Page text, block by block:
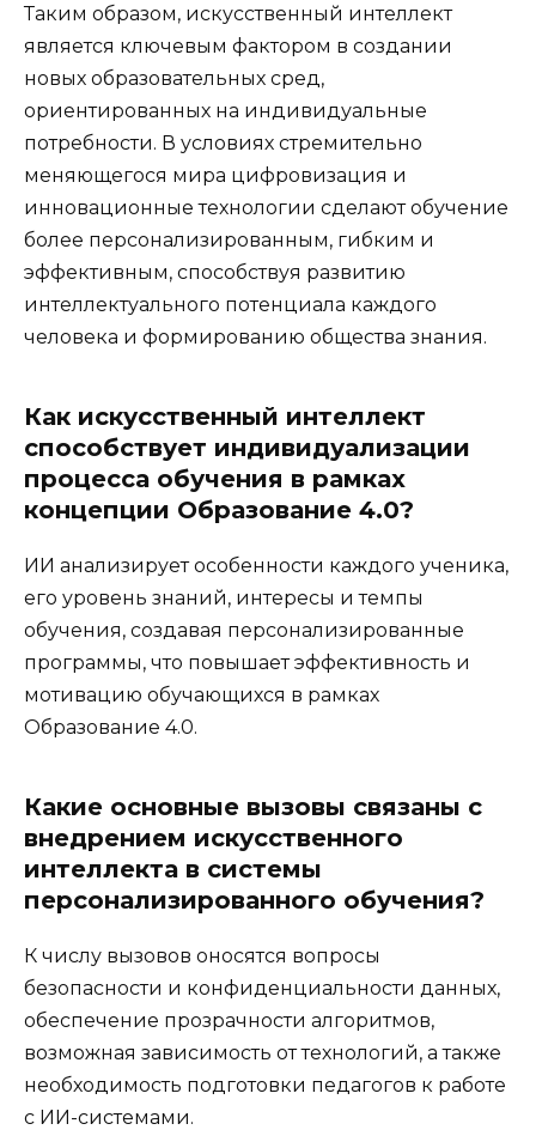
Таким образом, искусственный интеллект
является ключевым фактором в создании
новых образовательных сред,
ориентированных на индивидуальные
потребности. В условиях стремительно
меняющегося мира цифровизация и
инновационные технологии сделают обучение
более персонализированным, гибким и
эффективным, способствуя развитию
интеллектуального потенциала каждого
человека и формированию общества знания.
Как искусственный интеллект
способствует индивидуализации
процесса обучения в рамках
концепции Образование 4.0?
ИИ анализирует особенности каждого ученика,
его уровень знаний, интересы и темпы
обучения, создавая персонализированные
программы, что повышает эффективность и
мотивацию обучающихся в рамках
Образование 4.0.
Какие основные вызовы связаны с
внедрением искусственного
интеллекта в системы
персонализированного обучения?
К числу вызовов оносятся вопросы
безопасности и конфиденциальности данных,
обеспечение прозрачности алгоритмов,
возможная зависимость от технологий, а также
необходимость подготовки педагогов к работе
с ИИ-системами.